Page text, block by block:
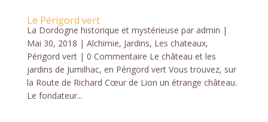
Le Périgord vert
La Dordogne historique et mystérieuse par admin |
Mai 30, 2018 | Alchimie, Jardins, Les chateaux,
Périgord vert | 0 Commentaire Le château et les
jardins de Jumilhac, en Périgord vert Vous trouvez, sur
la Route de Richard Cœur de Lion un étrange château.
Le fondateur...